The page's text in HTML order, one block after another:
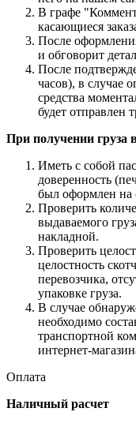
В графе
касающиеся
После
и обговорит
После
часов), в случае
средства
будет отправлен
При получении груза
Иметь с собой
доверенность
был оформлен на
Проверить
выдаваемого
накладной.
Проверить
целостность
перевозчика,
упаковке груза.
В случае
необходимо
транспортной
интернет-
Оплата
Наличный расчет